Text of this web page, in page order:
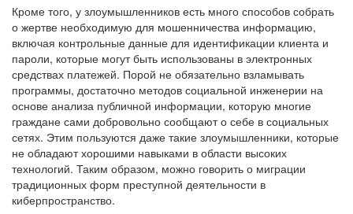
Кроме того, у злоумышленников есть много способов собрать
о жертве необходимую для мошенничества информацию,
включая контрольные данные для идентификации клиента и
пароли, которые могут быть использованы в электронных
средствах платежей. Порой не обязательно взламывать
программы, достаточно методов социальной инженерии на
основе анализа публичной информации, которую многие
граждане сами добровольно сообщают о себе в социальных
сетях. Этим пользуются даже такие злоумышленники, которые
не обладают хорошими навыками в области высоких
технологий. Таким образом, можно говорить о миграции
традиционных форм преступной деятельности в
киберпространство.